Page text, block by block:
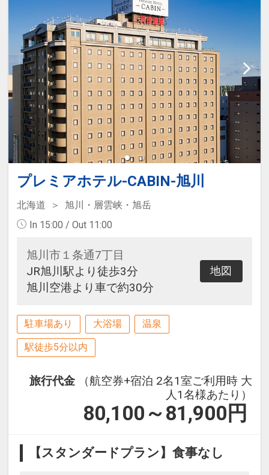
プレミアホテル-CABIN-旭川
北海道
旭川・層雲峡・旭岳
In 15:00 / Out 11:00
旭川市１条通7丁目
JR旭川駅より徒歩3分
旭川空港より車で約30分
地図
駐車場あり 大浴場 温泉
駅徒歩5分以内
旅行代金
（航空券+宿泊 2名1室ご利用時 大
人1名様あたり）
80,100～81,900 円
【スタンダードプラン】食事なし